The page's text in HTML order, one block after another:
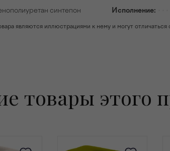
синтепон Исполнение:
являются иллюстрациями к нему и могут отличаться
товары этого